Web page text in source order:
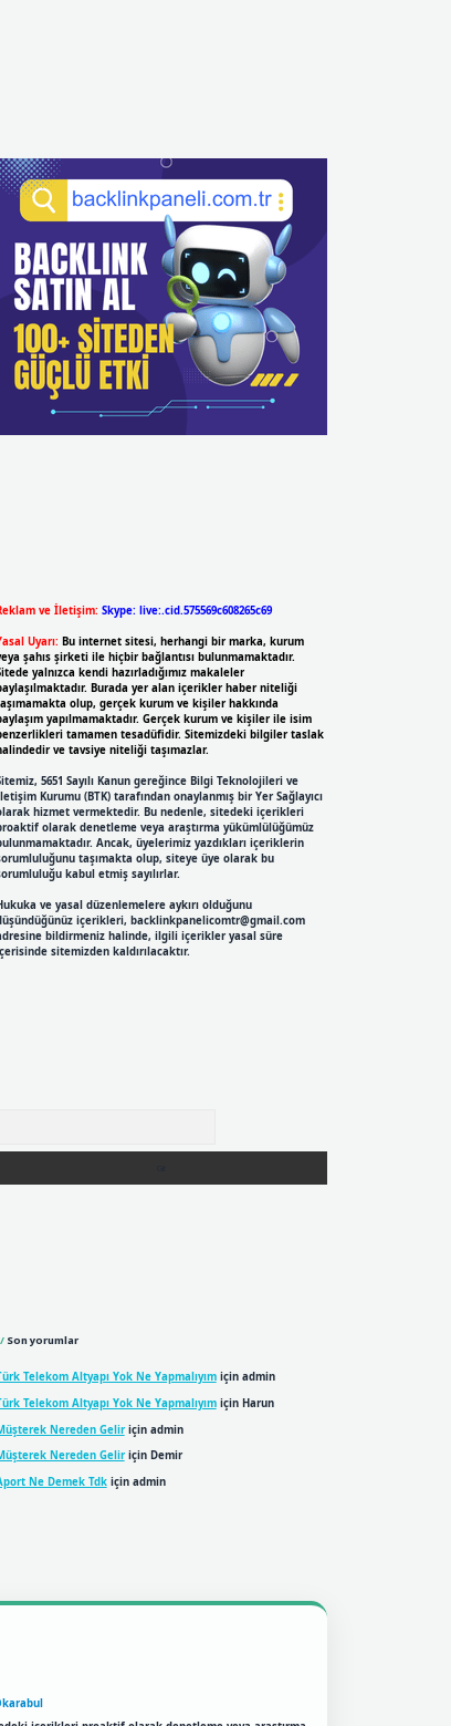
ve İletişim: Skype: live:.cid.575569c608265c69
Uyarı: Bu internet sitesi, herhangi bir marka, kurum
şahıs şirketi ile hiçbir bağlantısı bulunmamaktadır.
yalnızca kendi hazırladığımız makaleler
Burada yer alan içerikler haber niteliği
olup, gerçek kurum ve kişiler hakkında
yapılmamaktadır. Gerçek kurum ve kişiler ile isim
tamamen tesadüfidir. Sitemizdeki bilgiler taslak
ve tavsiye niteliği taşımazlar.
5651 Sayılı Kanun gereğince Bilgi Teknolojileri ve
Kurumu (BTK) tarafından onaylanmış bir Yer Sağlayıcı
hizmet vermektedir. Bu nedenle, sitedeki içerikleri
olarak denetleme veya araştırma yükümlülüğümüz
Ancak, üyelerimiz yazdıkları içeriklerin
taşımakta olup, siteye üye olarak bu
kabul etmiş sayılırlar.
ve yasal düzenlemelere aykırı olduğunu
içerikleri, backlinkpanelicomtr@gmail.com
bildirmeniz halinde, ilgili içerikler yasal süre
sitemizden kaldırılacaktır.
Son yorumlar
Telekom Altyapı Yok Ne Yapmalıyımiçin admin
Telekom Altyapı Yok Ne Yapmalıyımiçin Harun
Nereden Geliriçin admin
Nereden Geliriçin Demir
Ne Demek Tdkiçin admin